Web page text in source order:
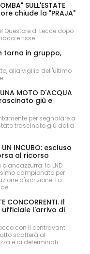
SULL'ESTATE
chiude la "PRAJA"
Questore di Lecce dopo
e risse
torna in gruppo,
alla vigilia dell'ultimo
UNA MOTO D'ACQUA
giù e
per segnalare a
trascinato giù dalla
UN INCUBO: escluso
al ricorso
la LND
campionato per
d'iscrizione. La
CONCORRENTI. Il
ufficiale l'arrivo di
con il centravanti
scatterà al
e di determinati